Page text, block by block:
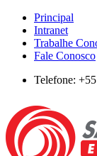
Principal
Intranet
Trabalhe
Fale Conosco
Telefone: